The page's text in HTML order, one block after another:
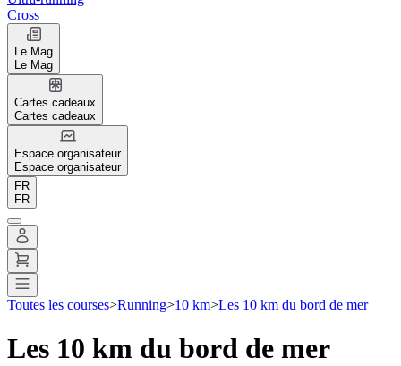
Cross
Le Mag
Le Mag
Cartes cadeaux
Cartes cadeaux
Espace organisateur
Espace organisateur
FR
FR
Toutes les courses>Running>10 km>Les 10 km du bord de mer
Les 10 km du bord de mer